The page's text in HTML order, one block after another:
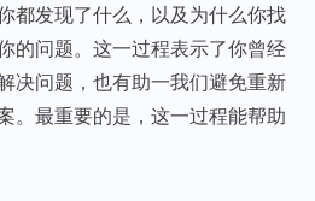
都发现了什么，以及为什么你找
的问题。这一过程表示了你曾经
决问题，也有助一我们避免重新
。最重要的是，这一过程能帮助